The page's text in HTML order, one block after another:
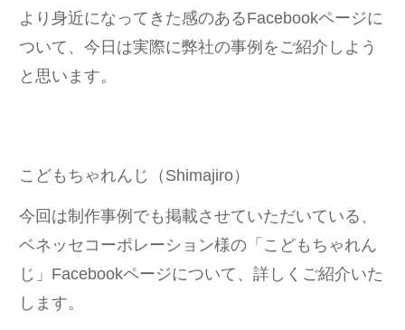
より身近になってきた感のあるFacebookページに
ついて、今日は実際に弊社の事例をご紹介しよう
と思います。
こどもちゃれんじ（Shimajiro）
今回は制作事例でも掲載させていただいている、
ベネッセコーポレーション様の「こどもちゃれん
じ」Facebookページについて、詳しくご紹介いた
します。